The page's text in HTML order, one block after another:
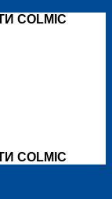
COLMIC
COLMIC